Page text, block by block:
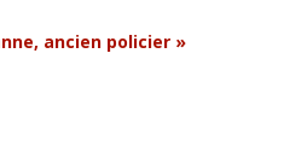
ancien policier »